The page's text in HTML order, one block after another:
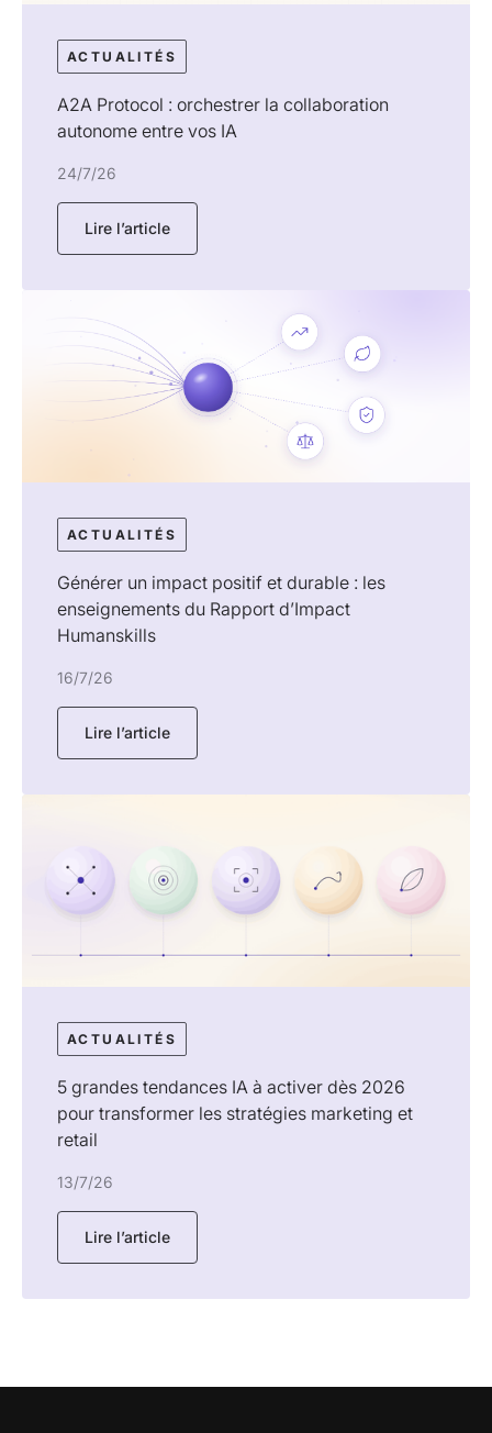
ACTUALITÉS
A2A Protocol : orchestrer la collaboration
autonome entre vos IA
24/7/26
Lire l’article
ACTUALITÉS
Générer un impact positif et durable : les
enseignements du Rapport d’Impact
Humanskills
16/7/26
Lire l’article
ACTUALITÉS
5 grandes tendances IA à activer dès 2026
pour transformer les stratégies marketing et
retail
13/7/26
Lire l’article